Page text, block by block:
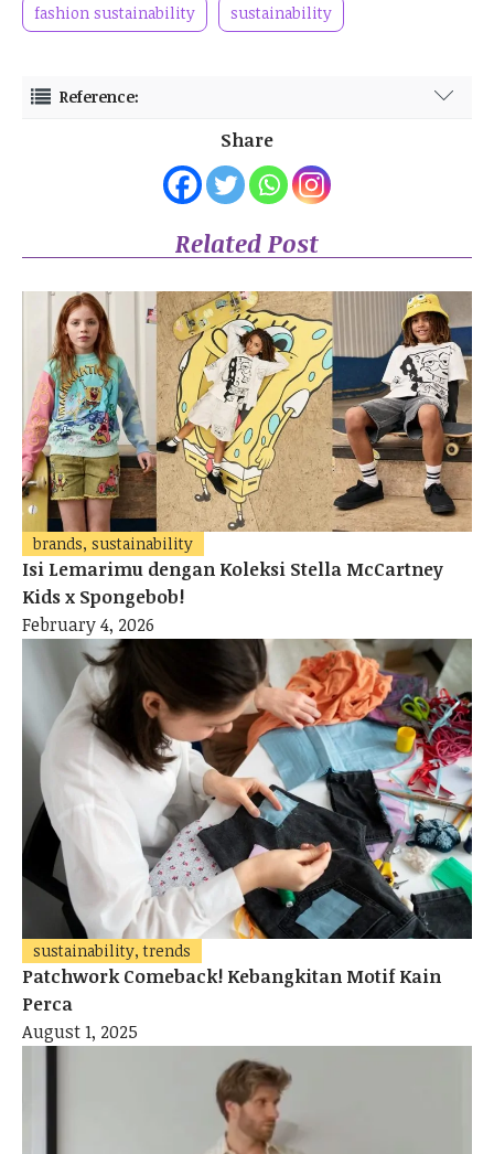
fashion sustainability sustainability
Reference:
smarteye.id https://www.smarteye.id/blog/vr-ar-pada-dunia-
Diakses pada tanggal 3 September 2023
reality-dan-ar-augmented-reality-dalam-dunia-fashion/
Diakses pada tanggal 3 September 2023
binus.ac.id https://binus.ac.id/malang/2019/01/augmented-reality-
dan-virtual-reality-akan-mengubah-cara-anda-berbelanja/
Diakses pada tanggal 3 September 2023
Share
Related Post
brands, sustainability
Isi Lemarimu dengan Koleksi Stella McCartney
Kids x Spongebob!
February 4, 2026
sustainability, trends
Patchwork Comeback! Kebangkitan Motif Kain
Perca
August 1, 2025